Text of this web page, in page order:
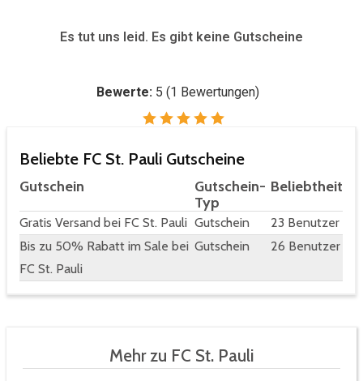
Es tut uns leid. Es gibt keine Gutscheine
Bewerte: 5 (1 Bewertungen)
Beliebte FC St. Pauli Gutscheine
Gutschein
Gutschein-
Typ
Beliebtheit
Gratis Versand bei FC St. Pauli Gutschein
23 Benutzer
Bis zu 50% Rabatt im Sale bei
FC St. Pauli
Gutschein 26 Benutzer
Mehr zu FC St. Pauli